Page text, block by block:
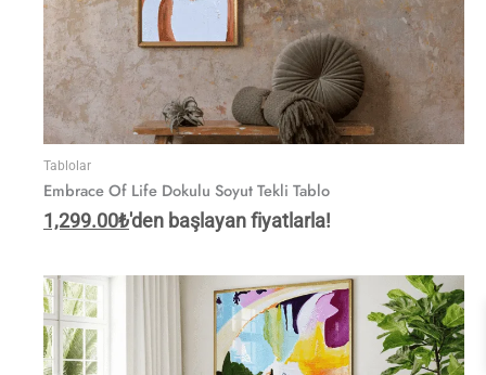
Tablolar
Embrace Of Life Dokulu Soyut Tekli Tablo
1,299.00₺'den başlayan fiyatlarla!